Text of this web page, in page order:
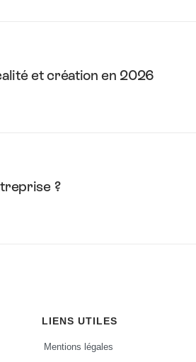
et création en 2026
?
LIENS UTILES
Mentions légales